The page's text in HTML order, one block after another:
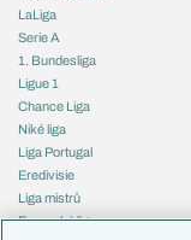
LaLiga
Serie A
1. Bundesliga
Ligue 1
Chance Liga
Niké liga
Liga Portugal
Eredivisie
Liga mistrů
Evropská liga